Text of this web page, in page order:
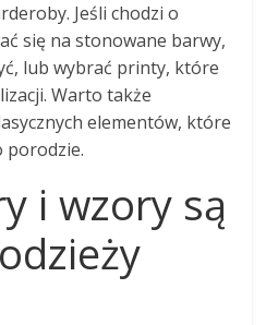
Jeśli chodzi o
się na stonowane barwy,
lub wybrać printy, które
Warto także
elementów, które
porodzie.
i wzory są